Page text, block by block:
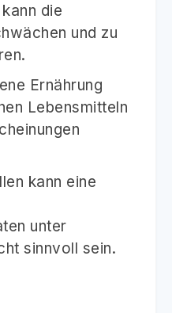
die
und zu
Ernährung
Lebensmitteln
kann eine
unter
sinnvoll sein.